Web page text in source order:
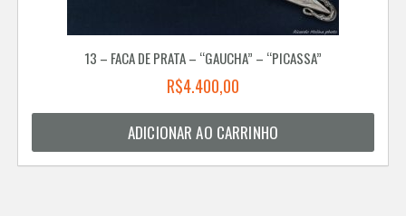
13 – FACA DE PRATA – “GAUCHA” – “PICASSA”
R$4.400,00
ADICIONAR AO CARRINHO